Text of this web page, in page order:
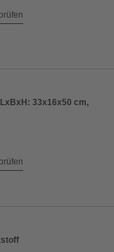
33x16x50 cm,